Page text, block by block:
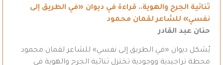
ثنائية الجرح والهوية.. قراءة في ديوان «في الطريق إلى
نفسي» للشاعر لقمان محمود
حنان عبد القادر
يُشكل ديوان «في الطريق إلى نفسي» للشاعر لقمان محمود
محطة تراجيدية ووجودية تختزل ثنائية الجرح والهوية في